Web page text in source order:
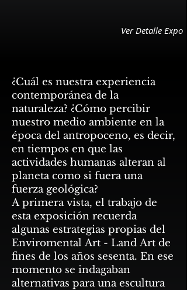
Ver Detalle Expo
¿Cuál es nuestra experiencia
contemporánea de la
naturaleza? ¿Cómo percibir
nuestro medio ambiente en la
época del antropoceno, es decir,
en tiempos en que las
actividades humanas alteran al
planeta como si fuera una
fuerza geológica?
A primera vista, el trabajo de
esta exposición recuerda
algunas estrategias propias del
Enviromental Art - Land Art de
fines de los años sesenta. En ese
momento se indagaban
alternativas para una escultura